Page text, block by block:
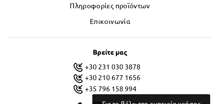
Πληροφορίες προϊόντων
Επικοινωνία
Βρείτε μας
+30 231 030 3878
+30 210 677 1656
+35 796 158 994